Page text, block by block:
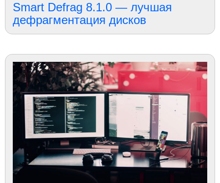
Smart Defrag 8.1.0 — лучшая
дефрагментация дисков